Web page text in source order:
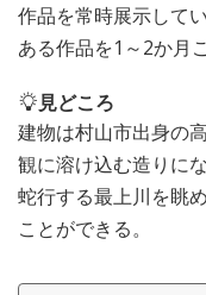
作品を常時展示して
ある作品を1～2か月
見どころ
建物は村山市出身の
観に溶け込む造りに
蛇行する最上川を眺
ことができる。